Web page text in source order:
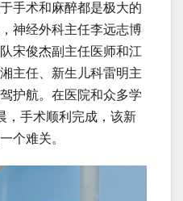
手术和麻醉都是极大的
神经外科主任李远志博
宋俊杰副主任医师和江
主任、新生儿科雷明主
护航。在医院和众多学
，手术顺利完成，该新
个难关。